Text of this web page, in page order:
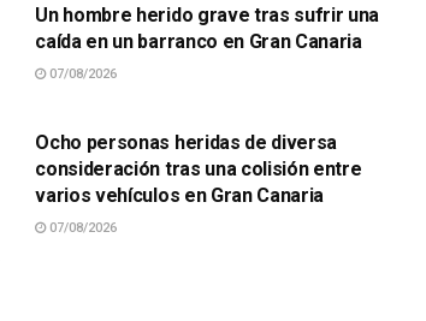
Un hombre herido grave tras sufrir una
caída en un barranco en Gran Canaria
07/08/2026
Ocho personas heridas de diversa
consideración tras una colisión entre
varios vehículos en Gran Canaria
07/08/2026